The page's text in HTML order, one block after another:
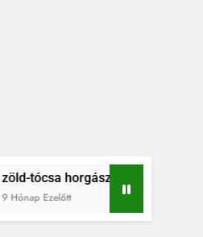
horgásztó és szabadidőpark –